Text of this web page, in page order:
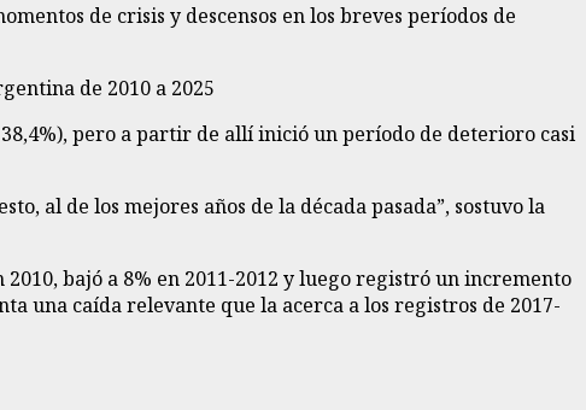
de crisis y descensos en los breves períodos de
38,4%), pero a partir de allí inició un período de deterioro casi
al de los mejores años de la década pasada”, sostuvo la
bajó a 8% en 2011-2012 y luego registró un incremento
una caída relevante que la acerca a los registros de 2017-